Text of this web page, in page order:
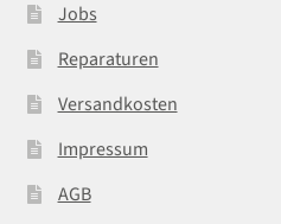
Jobs
Reparaturen
Versandkosten
Impressum
AGB